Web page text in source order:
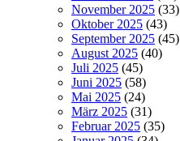
November 2025 (33)
Oktober 2025 (43)
September 2025 (45)
August 2025 (40)
Juli 2025 (45)
Juni 2025 (58)
Mai 2025 (24)
März 2025 (31)
Februar 2025 (35)